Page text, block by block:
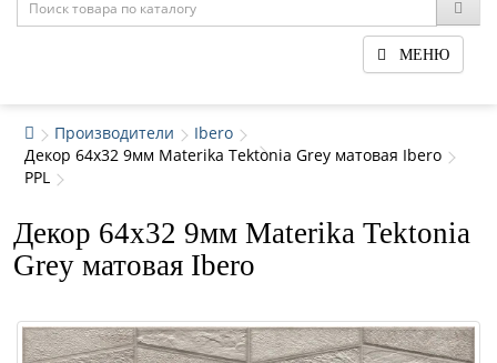
МЕНЮ
Производители
Ibero
Декор 64x32 9мм Materika Tektonia Grey матовая Ibero
PPL
Декор 64x32 9мм Materika Tektonia
Grey матовая Ibero